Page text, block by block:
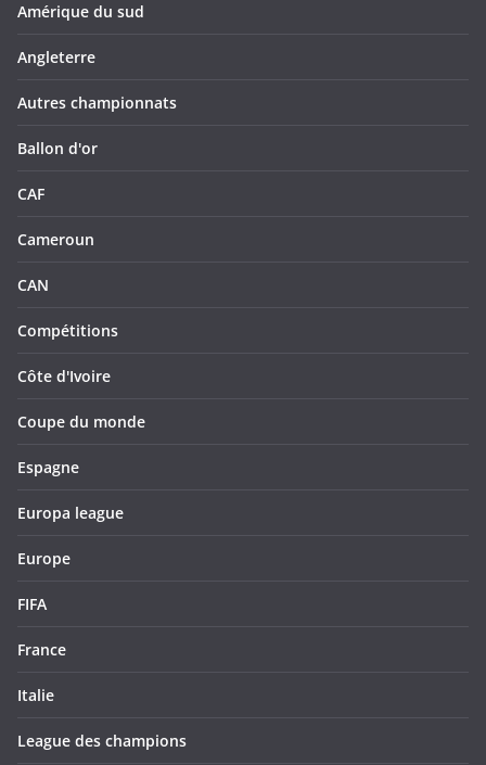
Amérique du sud
Angleterre
Autres championnats
Ballon d'or
CAF
Cameroun
CAN
Compétitions
Côte d'Ivoire
Coupe du monde
Espagne
Europa league
Europe
FIFA
France
Italie
League des champions